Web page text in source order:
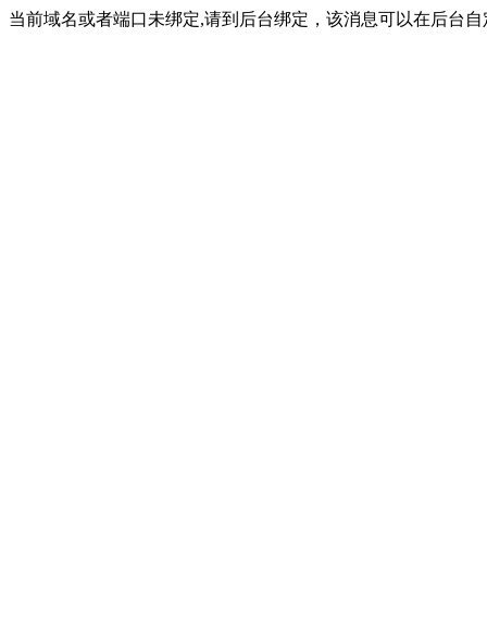
当前域名或者端口未绑定,请到后台绑定，该消息可以在后台自